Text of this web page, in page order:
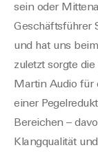
sein oder
Geschäftsführer
und hat uns
zuletzt sorgte
Martin Audio für
einer
Bereichen –
Klangqualität